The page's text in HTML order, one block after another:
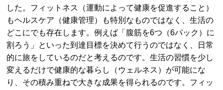
した。フィットネス（運動によって健康を促進すること）
もヘルスケア（健康管理）も特別なものではなく、生活の
どこにでも存在します。例えば「腹筋を6つ（6パック）に
割ろう」といった到達目標を決めて行うのではなく、日常
的に旅をしているのだと考えるのです。生活の習慣を少し
変えるだけで健康的な暮らし（ウェルネス）が可能にな
り、その積み重ねで大きな成果を得られるのです。フィッ